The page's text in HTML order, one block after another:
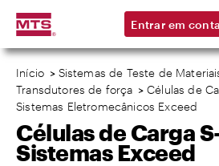
Entrar em
Início > Sistemas de Teste de
Transdutores de força >Células de
Sistemas Eletromecânicos Exceed
Células de Carga
Sistemas Exceed